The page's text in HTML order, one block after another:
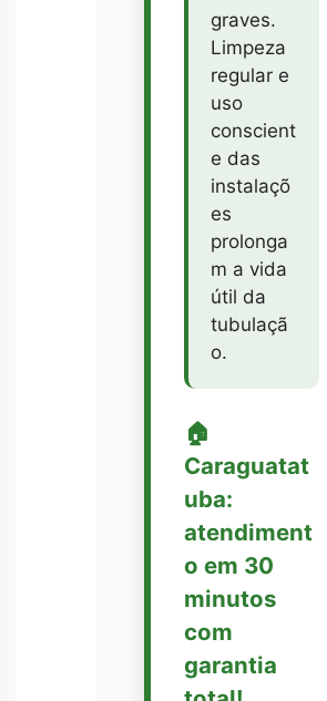
graves.
Limpeza
regular e
uso
conscient
e das
instalaçõ
es
prolonga
m a vida
útil da
tubulaçã
o.
🏠
Caraguatat
uba:
atendiment
o em 30
minutos
com
garantia